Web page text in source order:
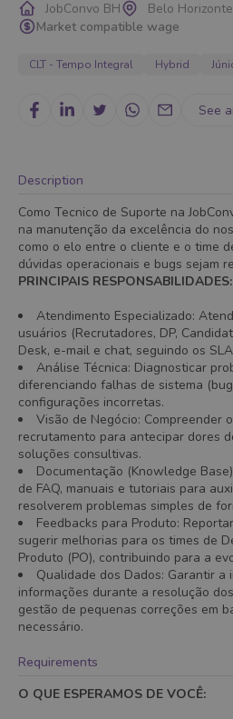
JobConvo BH
Belo
Market compatible wage
CLT - Tempo Integral Hybrid
See
Description
Como Tecnico de Suporte na
na manutenção da excelência do
como o elo entre o cliente e o time
dúvidas operacionais e bugs sejam
PRINCIPAIS RESPONSABILIDADES:
Atendimento Especializado:
usuários (Recrutadores, DP,
Desk, e-mail e chat, seguindo os
Análise Técnica: Diagnosticar
diferenciando falhas de sistema
configurações incorretas.
Visão de Negócio: Compreender
recrutamento para antecipar dores
soluções consultivas.
Documentação (Knowledge
de FAQ, manuais e tutoriais para
resolverem problemas simples de
Feedbacks para Produto:
sugerir melhorias para os times de
Produto (PO), contribuindo para a
Qualidade dos Dados: Garantir a
informações durante a resolução
gestão de pequenas correções em
necessário.
Requirements
O QUE ESPERAMOS DE VOCÊ: